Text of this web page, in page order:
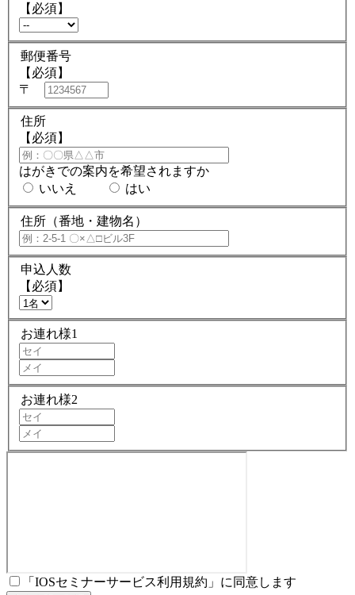
【必須】
郵便番号
【必須】
〒
住所
【必須】
はがきでの案内を希望されますか
いいえ
はい
住所（番地・建物名）
申込人数
【必須】
お連れ様1
お連れ様2
「IOSセミナーサービス利用規約」に同意します